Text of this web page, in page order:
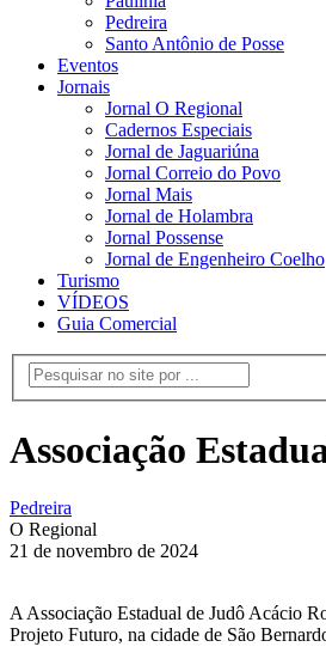
Pedreira
Santo Antônio de Posse
Eventos
Jornais
Jornal O Regional
Cadernos Especiais
Jornal de Jaguariúna
Jornal Correio do Povo
Jornal Mais
Jornal de Holambra
Jornal Possense
Jornal de Engenheiro Coelho
Turismo
VÍDEOS
Guia Comercial
Associação
Pedreira
O Regional
21 de novembro de 2024
A Associação Estadual de Judô Acácio
Projeto Futuro, na cidade de São